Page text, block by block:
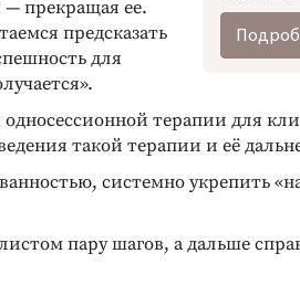
прекращая ее.
предсказать
для
терапии для
такой терапии и её
системно укрепить
пару шагов, а дальше